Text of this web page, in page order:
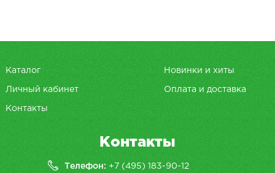
Каталог Новинки и хиты
Личный кабинет Оплата и доставка
Контакты
Контакты
Телефон: +7 (495) 183-90-12